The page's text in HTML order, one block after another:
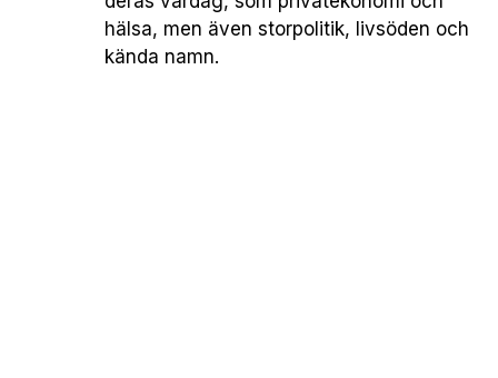
hälsa, men även storpolitik, livsöden och
kända namn.